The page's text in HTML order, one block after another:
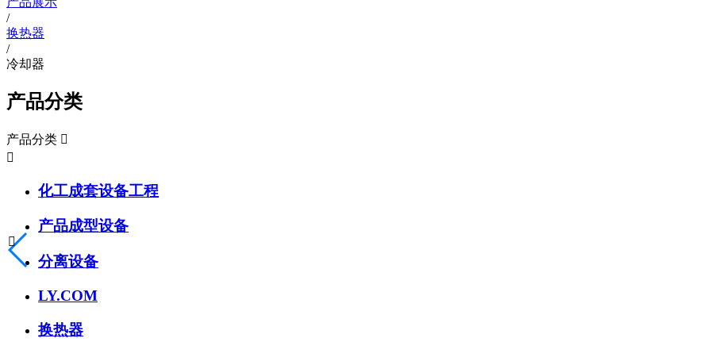
/
换热器
/
冷却器
产品分类
产品分类 

化工成套设备工程
产品成型设备
分离设备
LY.COM
换热器
